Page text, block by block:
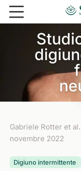
Andare al contenuto
Gabriele Rotter et al.
novembre 2022
Digiuno intermittente